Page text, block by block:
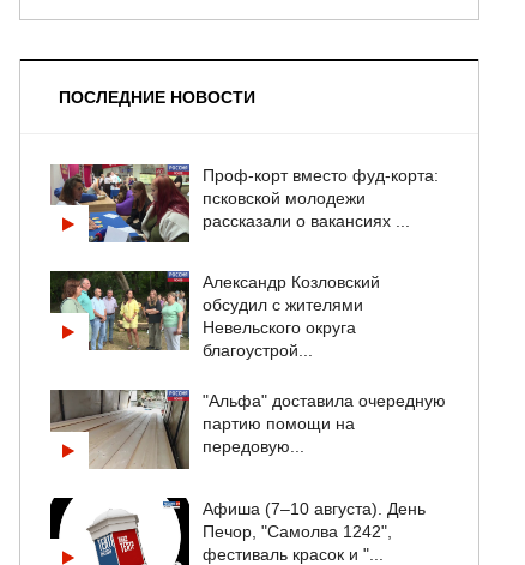
ПОСЛЕДНИЕ НОВОСТИ
Проф-корт вместо фуд-корта:
псковской молодежи
рассказали о вакансиях ...
Александр Козловский
обсудил с жителями
Невельского округа
благоустрой...
"Альфа" доставила очередную
партию помощи на
передовую...
Афиша (7–10 августа). День
Печор, "Самолва 1242",
фестиваль красок и "...